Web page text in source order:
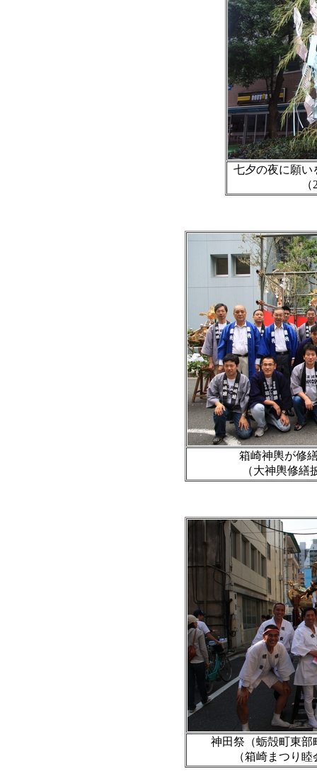
七夕の夜に願い
箱崎神輿が修
（大神輿修
神田祭（蛎殻町東部
（箱崎まつり